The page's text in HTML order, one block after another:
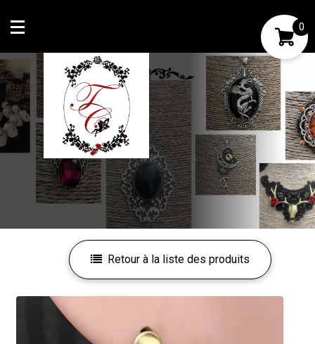
Mon compte
Mes favoris
0
Retour à la liste des produits